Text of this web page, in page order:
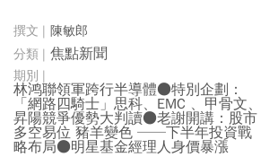
陳敏郎
焦點新聞
林鸿聯領軍跨行半導體●特別企劃：
「網路四騎士」思科、EMC 、甲骨文、
昇陽競爭優勢大判讀●老謝開講：股市
多空易位 豬羊變色 ──下半年投資戰
略布局●明星基金經理人身價暴漲